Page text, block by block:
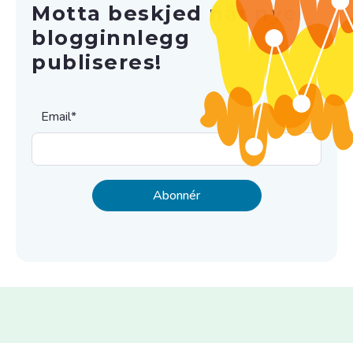
Motta beskjed når nye
blogginnlegg
publiseres!
Email*